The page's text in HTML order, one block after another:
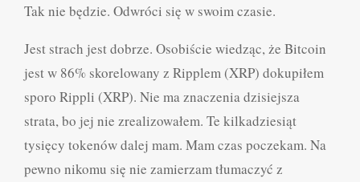
Tak nie będzie. Odwróci się w swoim czasie.
Jest strach jest dobrze. Osobiście wiedząc, że Bitcoin
jest w 86% skorelowany z Ripplem (XRP) dokupiłem
sporo Rippli (XRP). Nie ma znaczenia dzisiejsza
strata, bo jej nie zrealizowałem. Te kilkadziesiąt
tysięcy tokenów dalej mam. Mam czas poczekam. Na
pewno nikomu się nie zamierzam tłumaczyć z